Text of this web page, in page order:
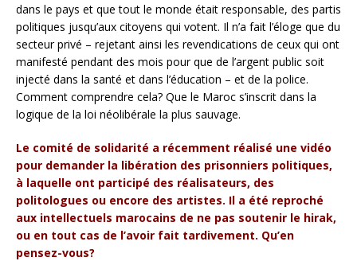
dans le pays et que tout le monde était responsable, des partis
politiques jusqu’aux citoyens qui votent. Il n’a fait l’éloge que du
secteur privé – rejetant ainsi les revendications de ceux qui ont
manifesté pendant des mois pour que de l’argent public soit
injecté dans la santé et dans l’éducation – et de la police.
Comment comprendre cela? Que le Maroc s’inscrit dans la
logique de la loi néolibérale la plus sauvage.
Le comité de solidarité a récemment réalisé une vidéo
pour demander la libération des prisonniers politiques,
à laquelle ont participé des réalisateurs, des
politologues ou encore des artistes. Il a été reproché
aux intellectuels marocains de ne pas soutenir le hirak,
ou en tout cas de l’avoir fait tardivement. Qu’en
pensez-vous?